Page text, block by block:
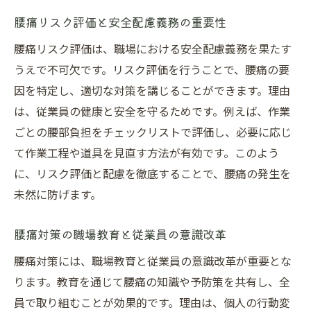
腰痛リスク評価と安全配慮義務の重要性
腰痛リスク評価は、職場における安全配慮義務を果たす
うえで不可欠です。リスク評価を行うことで、腰痛の要
因を特定し、適切な対策を講じることができます。理由
は、従業員の健康と安全を守るためです。例えば、作業
ごとの腰部負担をチェックリストで評価し、必要に応じ
て作業工程や道具を見直す方法が有効です。このよう
に、リスク評価と配慮を徹底することで、腰痛の発生を
未然に防げます。
腰痛対策の職場教育と従業員の意識改革
腰痛対策には、職場教育と従業員の意識改革が重要とな
ります。教育を通じて腰痛の知識や予防策を共有し、全
員で取り組むことが効果的です。理由は、個人の行動変